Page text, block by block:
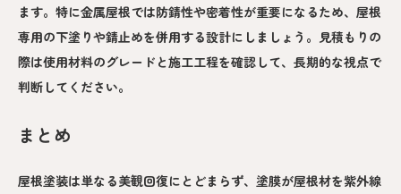
ます。特に金属屋根では防錆性や密着性が重要になるため、屋根
専用の下塗りや錆止めを併用する設計にしましょう。見積もりの
際は使用材料のグレードと施工工程を確認して、長期的な視点で
判断してください。
まとめ
屋根塗装は単なる美観回復にとどまらず、塗膜が屋根材を紫外線